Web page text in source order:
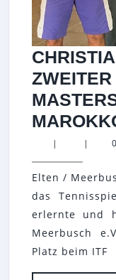
| |
Elten /
das
erlernte und
Meerbusch
Platz beim ITF